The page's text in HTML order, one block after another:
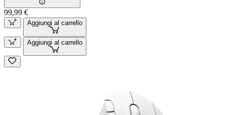
99,99 €
Aggiungi al carrello
Aggiungi al carrello